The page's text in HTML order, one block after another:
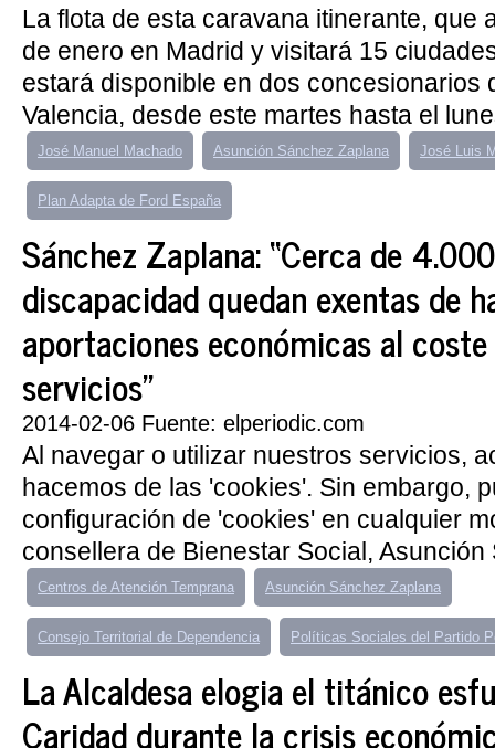
La flota de esta caravana itinerante, que
de enero en Madrid y visitará 15
estará disponible en dos concesionarios
Valencia, desde este martes hasta el
José Manuel Machado Asunción Sánchez Zaplana José Luis
Plan Adapta de Ford España
Sánchez Zaplana: “Cerca de
discapacidad quedan exentas de
aportaciones económicas al
servicios”
2014-02-06 Fuente: elperiodic.com
Al navegar o utilizar nuestros servicios,
hacemos de las 'cookies'. Sin embargo,
configuración de 'cookies' en cualquier
consellera de Bienestar Social, Asunción
Centros de Atención Temprana Asunción Sánchez Zaplana
Consejo Territorial de Dependencia Políticas Sociales del Partido
La Alcaldesa elogia el titánico
Caridad durante la crisis